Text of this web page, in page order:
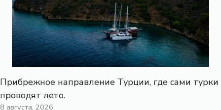
Прибрежное направление Турции, где сами турки
проводят лето.
8 августа, 2026